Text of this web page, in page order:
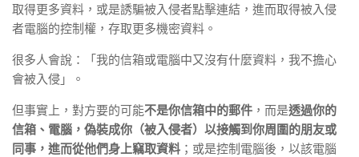
取得更多資料，或是誘騙被入侵者點擊連結，進而取得被入侵
者電腦的控制權，存取更多機密資料。
很多人會說：「我的信箱或電腦中又沒有什麼資料，我不擔心
會被入侵」。
但事實上，對方要的可能不是你信箱中的郵件 ，而是透過你的
信箱、電腦，偽裝成你（被入侵者）以接觸到你周圍的朋友或
同事，進而從他們身上竊取資料 ；或是控制電腦後，以該電腦